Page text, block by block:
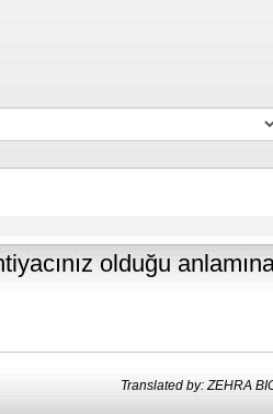
olduğu
Translated by: ZEHRA